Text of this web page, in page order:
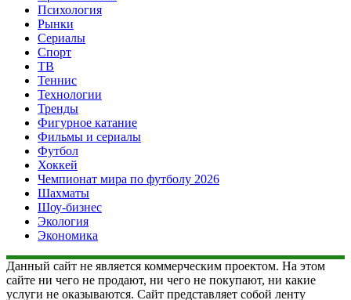
Психология
Рынки
Сериалы
Спорт
ТВ
Теннис
Технологии
Тренды
Фигурное катание
Фильмы и сериалы
Футбол
Хоккей
Чемпионат мира по футболу 2026
Шахматы
Шоу-бизнес
Экология
Экономика
Данный сайт не является коммерческим проектом. На этом
сайте ни чего не продают, ни чего не покупают, ни какие
услуги не оказываются. Сайт представляет собой ленту